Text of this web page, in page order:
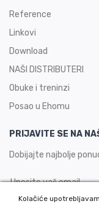
Reference
Linkovi
Download
NAŠI DISTRIBUTERI
Obuke i treninzi
Posao u Ehomu
PRIJAVITE SE NA
Dobijajte najbolje
Kolačiće